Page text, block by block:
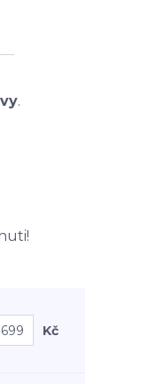
.
Kč